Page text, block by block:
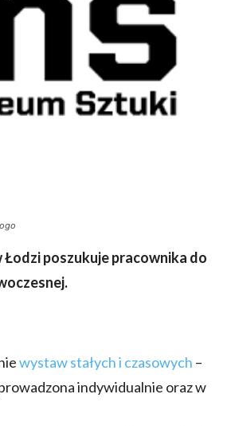
Łodzi poszukuje pracownika do
wystaw stałych i czasowych –
indywidualnie oraz w